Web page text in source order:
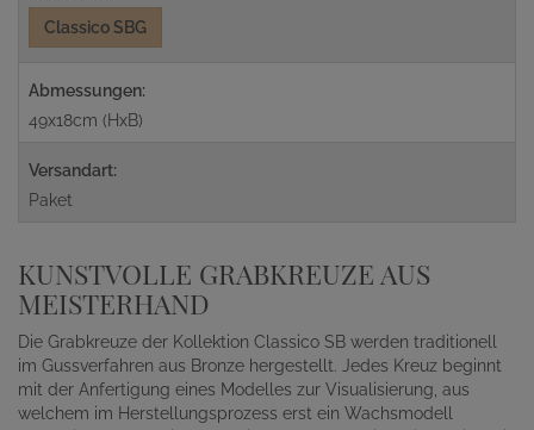
Classico SBG
Abmessungen:
49x18cm (HxB)
Versandart:
Paket
KUNSTVOLLE GRABKREUZE AUS
MEISTERHAND
Die Grabkreuze der Kollektion Classico SB werden traditionell
im Gussverfahren aus Bronze hergestellt. Jedes Kreuz beginnt
mit der Anfertigung eines Modelles zur Visualisierung, aus
welchem im Herstellungsprozess erst ein Wachsmodell